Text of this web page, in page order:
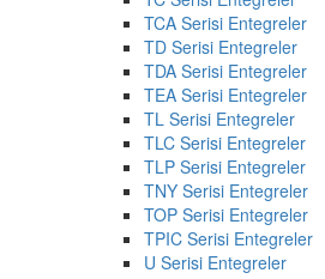
TCA Serisi Entegreler
TD Serisi Entegreler
TDA Serisi Entegreler
TEA Serisi Entegreler
TL Serisi Entegreler
TLC Serisi Entegreler
TLP Serisi Entegreler
TNY Serisi Entegreler
TOP Serisi Entegreler
TPIC Serisi Entegreler
U Serisi Entegreler